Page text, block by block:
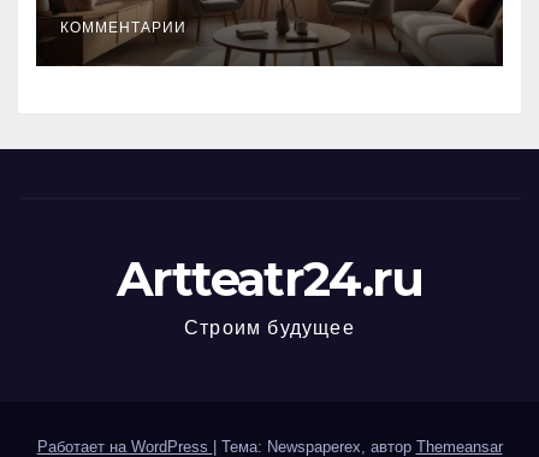
КОММЕНТАРИИ
Artteatr24.ru
Строим будущее
Работает на WordPress Тема: Newspaperex, автор Themeansar